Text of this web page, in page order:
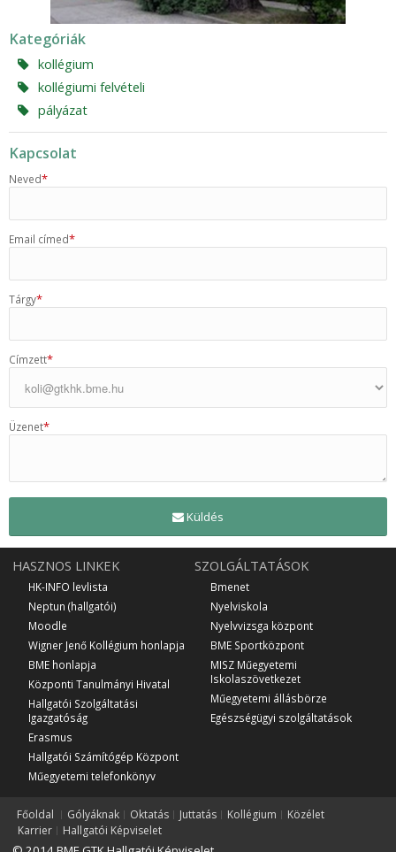
Kategóriák
kollégium
kollégiumi felvételi
pályázat
Kapcsolat
Neved*
Email címed*
Tárgy*
Címzett*
Üzenet*
Küldés
HASZNOS LINKEK
HK-INFO levlista
Neptun (hallgatói)
Moodle
Wigner Jenő Kollégium honlapja
BME honlapja
Központi Tanulmányi Hivatal
Hallgatói Szolgáltatási
Igazgatóság
Erasmus
Hallgatói Számítógép Központ
Műegyetemi telefonkönyv
SZOLGÁLTATÁSOK
Bmenet
Nyelviskola
Nyelvvizsga központ
BME Sportközpont
MISZ Műegyetemi
Iskolaszövetkezet
Műegyetemi állásbörze
Egészségügyi szolgáltatások
Főoldal Gólyáknak Oktatás Juttatás Kollégium
Közélet
Karrier
Hallgatói Képviselet